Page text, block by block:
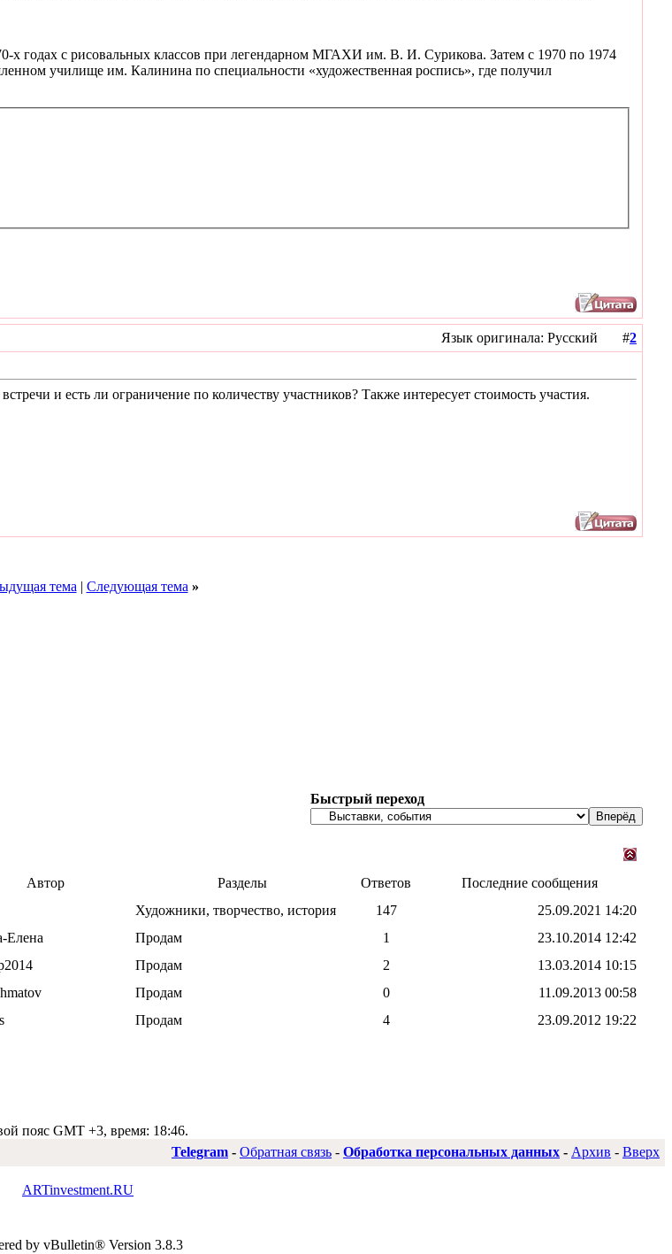
х годах с рисовальных классов при легендарном МГАХИ им. В. И. Сурикова. Затем с 1970 по 1974
училище им. Калинина по специальности «художественная роспись», где получил
Язык оригинала: Русский #2
и есть ли ограничение по количеству участников? Также интересует стоимость участия.
тема | Следующая тема »
Быстрый переход
Автор Разделы Ответов
Последние сообщения
Художники, творчество, история 147 25.09.2021 14:20
Елена Продам 1 23.10.2014 12:42
Продам 2 13.03.2014 10:15
Продам 0 11.09.2013 00:58
Продам 4 23.09.2012 19:22
пояс GMT +3, время: 18:46.
Telegram - Обратная связь - Обработка персональных данных - Архив - Вверх
ARTinvestment.RU
by vBulletin® Version 3.8.3